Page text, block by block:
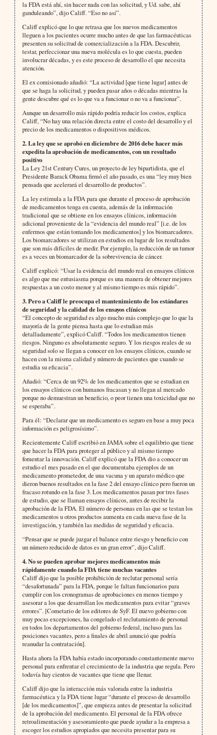
la FDA está ahí, sin hacer nada con las solicitud, y Ud. sabe, ahí
ganduleando”, dijo Califf. “Eso no así”.
Califf explicó que lo que retrasa que los nuevos medicamentos
lleguen a los pacientes ocurre mucho antes de que las farmacéuticas
presenten su solicitud de comercialización a la FDA. Descubrir,
testar, perfeccionar una nueva molécula es lo que cuesta, pueden
involucrar décadas, y es este proceso de desarrollo el que necesita
atención.
El ex comisionado añadió: “La actividad [que tiene lugar] antes de
que se haga la solicitud, y pueden pasar años o décadas mientras la
gente descubre qué es lo que va a funcionar o no va a funcionar”.
Aunque un desarrollo más rápido podría reducir los costos, explica
Califf, “No hay una relación directa entre el costo del desarrollo y el
precio de los medicamentos o dispositivos médicos.
2. La ley que se aprobó en diciembre de 2016 debe hacer más
expedita la aprobación de medicamentos, con un resultado
positivo
La Ley 21st Century Cures, un proyecto de ley bipartidista, que el
Presidente Barack Obama firmó el año pasado, es una “ley muy bien
pensada que acelerará el desarrollo de productos”.
La ley estimula a la FDA para que durante el proceso de aprobación
de medicamentos tenga en cuenta, además de la información
tradicional que se obtiene en los ensayos clínicos, información
adicional proveniente de la “evidencia del mundo real” [i.e. de los
enfermos que están tomando los medicamentos] y los biomarcadores.
Los biomarcadores se utilizan en estudios en lugar de los resultados
que son más difíciles de medir. Por ejemplo, la reducción de un tumor
es a veces un biomarcador de la sobrevivencia de cáncer.
Califf explicó: “Usar la evidencia del mundo real en ensayos clínicos
es algo que me entusiasma porque es una manera de obtener mejores
respuestas a un costo menor y al mismo tiempo es más rápido”.
3. Pero a Califf le preocupa el mantenimiento de los estándares
de seguridad y la calidad de los ensayos clínicos
“El concepto de seguridad es algo mucho más complejo que lo que la
mayoría de la gente piensa hasta que lo estudian más
detalladamente”, explicó Califf. “Todos los medicamentos tienen
riesgos. Ninguno es absolutamente seguro. Y los riesgos reales de su
seguridad solo se llegan a conocer en los ensayos clínicos, cuando se
hacen con la misma calidad y número de pacientes que cuando se
estudia su eficacia”.
Añadió: “Cerca de un 92% de los medicamentos que se estudian en
los ensayos clínicos con humanos fracasan y no llegan al mercado
porque no demuestran un beneficio, o peor tienen una toxicidad que no
se esperaba”.
Para él: “Declarar que un medicamento es seguro en base a muy poca
información es peligrosísimo”.
Recientemente Califf escribió en JAMA sobre el equilibrio que tiene
que hacer la FDA para proteger al público y al mismo tiempo
fomentar la innovación. Califf explicó que la FDA dio a conocer un
estudio el mes pasado en el que documentaba ejemplos de un
medicamento prometedor, de una vacuna y un aparato médico que
dieron buenos resultados en la fase 2 del ensayo clínico pero fueron un
fracaso rotundo en la fase 3. Los medicamentos pasan por tres fases
de estudio, que se llaman ensayos clínicos, antes de recibir la
aprobación de la FDA. El número de personas en las que se testan los
medicamentos u otros productos aumenta en cada nueva fase de la
investigación, y también las medidas de seguridad y eficacia.
“Pensar que se puede juzgar el balance entre riesgo y beneficio con
un número reducido de datos es un gran error”, dijo Califf.
4. No se pueden aprobar mejores medicamentos más
rápidamente cuando la FDA tiene muchas vacantes
Califf dijo que la posible prohibición de reclutar personal sería
“desafortunada” para la FDA, porque le faltan funcionarios para
cumplir con los cronogramas de aprobaciones en menos tiempo y
asesorar a los que desarrollan los medicamentos para evitar “graves
errores”. [Cometario de los editores de SyF. El nuevo gobierno con
muy pocas excepciones, ha congelado el reclutamiento de personal
en todos los departamentos del gobierno federal, incluso para las
posiciones vacantes, pero a finales de abril anunció que podría
reanudar la contratación].
Hasta ahora la FDA había estado incorporando constantemente nuevo
personal para enfrentar el crecimiento de la industria que regula. Pero
todavía hay cientos de vacantes que tiene que llenar.
Califf dijo que la interacción más valorada entre la industria
farmacéutica y la FDA tiene lugar “durante el proceso de desarrollo
[de los medicamentos]”, que empieza antes de presentar la solicitud
de la aprobación del medicamento. El personal de la FDA ofrece
retroalimentación y asesoramiento que puede ayudar a la empresa a
escoger los estudios apropiados que necesita presentar para su